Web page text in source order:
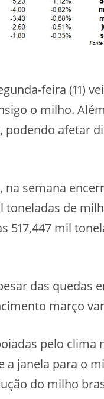
feira (11)
o milho.
podendo afetar
na semana
toneladas de
517,447 mil
das quedas
março
pelo
a janela para o
do milho